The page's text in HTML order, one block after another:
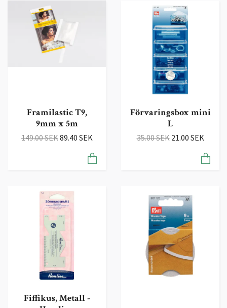
Framilastic T9,
9mm x 5m
149.00 SEK89.40 SEK
Förvaringsbox mini
L
35.00 SEK 21.00 SEK
Fiffikus, Metall -